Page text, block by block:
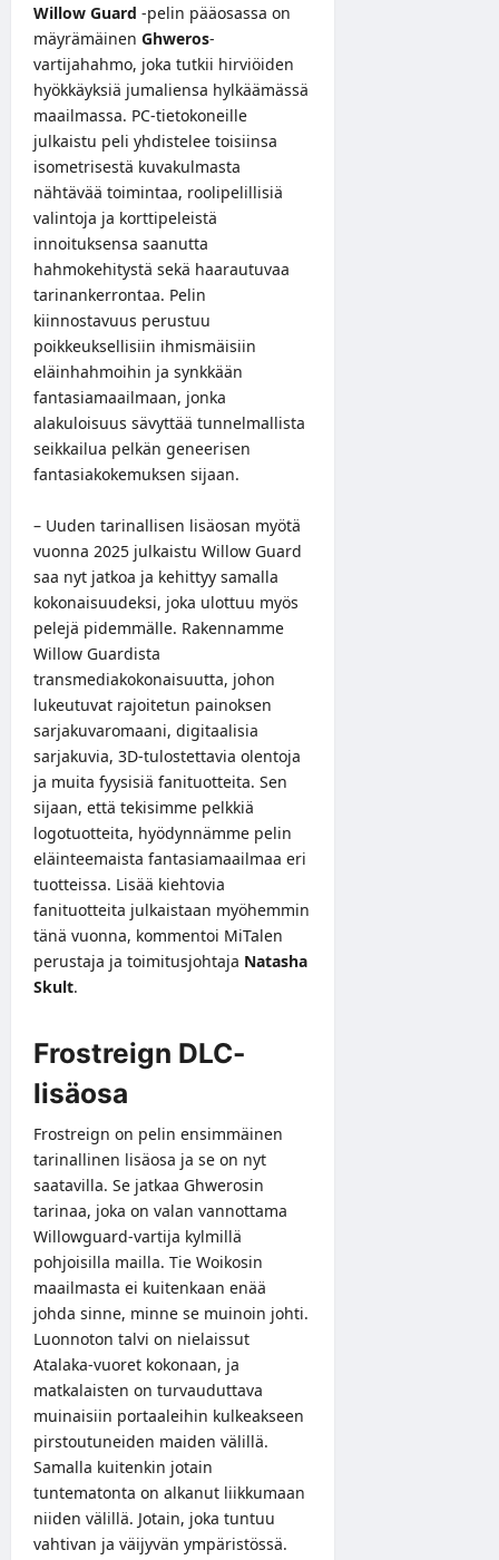
Willow Guard -pelin pääosassa on
mäyrämäinen Ghweros-
vartijahahmo, joka tutkii hirviöiden
hyökkäyksiä jumaliensa hylkäämässä
maailmassa. PC-tietokoneille
julkaistu peli yhdistelee toisiinsa
isometrisestä kuvakulmasta
nähtävää toimintaa, roolipelillisiä
valintoja ja korttipeleistä
innoituksensa saanutta
hahmokehitystä sekä haarautuvaa
tarinankerrontaa. Pelin
kiinnostavuus perustuu
poikkeuksellisiin ihmismäisiin
eläinhahmoihin ja synkkään
fantasiamaailmaan, jonka
alakuloisuus sävyttää tunnelmallista
seikkailua pelkän geneerisen
fantasiakokemuksen sijaan.
– Uuden tarinallisen lisäosan myötä
vuonna 2025 julkaistu Willow Guard
saa nyt jatkoa ja kehittyy samalla
kokonaisuudeksi, joka ulottuu myös
pelejä pidemmälle. Rakennamme
Willow Guardista
transmediakokonaisuutta, johon
lukeutuvat rajoitetun painoksen
sarjakuvaromaani, digitaalisia
sarjakuvia, 3D-tulostettavia olentoja
ja muita fyysisiä fanituotteita. Sen
sijaan, että tekisimme pelkkiä
logotuotteita, hyödynnämme pelin
eläinteemaista fantasiamaailmaa eri
tuotteissa. Lisää kiehtovia
fanituotteita julkaistaan myöhemmin
tänä vuonna, kommentoi MiTalen
perustaja ja toimitusjohtaja Natasha
Skult.
Frostreign DLC-
lisäosa
Frostreign on pelin ensimmäinen
tarinallinen lisäosa ja se on nyt
saatavilla. Se jatkaa Ghwerosin
tarinaa, joka on valan vannottama
Willowguard-vartija kylmillä
pohjoisilla mailla. Tie Woikosin
maailmasta ei kuitenkaan enää
johda sinne, minne se muinoin johti.
Luonnoton talvi on nielaissut
Atalaka-vuoret kokonaan, ja
matkalaisten on turvauduttava
muinaisiin portaaleihin kulkeakseen
pirstoutuneiden maiden välillä.
Samalla kuitenkin jotain
tuntematonta on alkanut liikkumaan
niiden välillä. Jotain, joka tuntuu
vahtivan ja väijyvän ympäristössä.